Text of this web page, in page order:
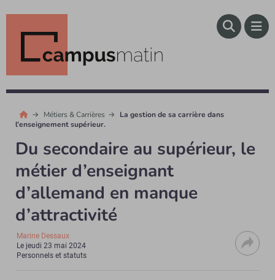
Métiers & Carrières
La gestion de sa carrière dans
l'enseignement supérieur.
Du secondaire au supérieur, le
métier d’enseignant
d’allemand en manque
d’attractivité
Marine Dessaux
Le jeudi 23 mai 2024
Personnels et statuts